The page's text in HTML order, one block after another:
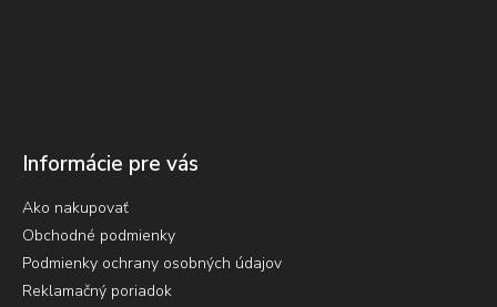
Informácie pre vás
Ako nakupovať
Obchodné podmienky
Podmienky ochrany osobných údajov
Reklamačný poriadok